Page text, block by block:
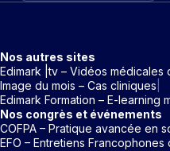
Nos autres sites
Edimark |tv – Vidéos médicales
Image du mois – Cas cliniques
Edimark Formation – E-learning
Nos congrès et événements
COFPA – Pratique avancée en
EFO – Entretiens